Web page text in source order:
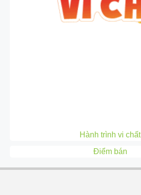
Hành trình vi chất
Điểm bán